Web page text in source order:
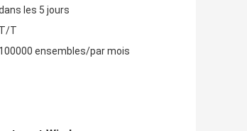
les 5 jours
T/T
100000 ensembles/par mois